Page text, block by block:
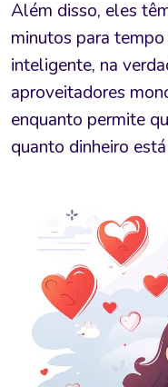
Além disso, eles
minutos para
inteligente, na
aproveitadores
enquanto permite
quanto dinheiro